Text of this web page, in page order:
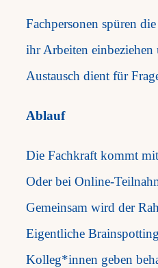
Fachpersonen spüren
ihr Arbeiten
Austausch dient für
Ablauf
Die Fachkraft kommt
Oder bei Online-
Gemeinsam wird der
Eigentliche
Kolleg*innen geben